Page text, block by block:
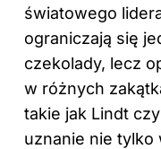
światowego
ograniczają się
czekolady, lecz
w różnych
takie jak Lindt
uznanie nie tylko